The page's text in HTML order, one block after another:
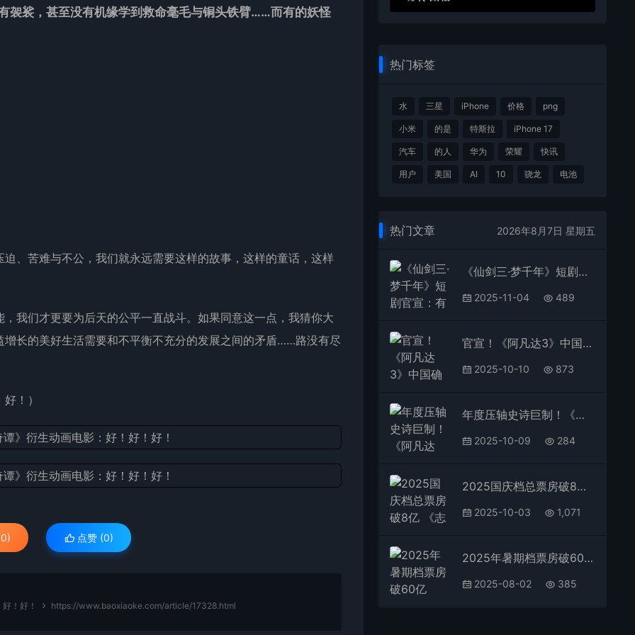
袈裟，甚至没有机缘学到救命毫毛与铜头铁臂……而有的妖怪
、苦难与不公，我们就永远需要这样的故事，这样的童话，这样
我们才更要为后天的公平一直战斗。如果同意这一点，我猜你大
长的美好生活需要和不平衡不充分的发展之间的矛盾……路没有尽
！）
点赞 (0)
！好！ https://www.baoxiaoke.com/article/17328.html
热门标签
水 三星 iPhone 价格 png
小米 的是 特斯拉 iPhone 17
汽车 的人 华为 荣耀 快讯
用户 美国 AI 10 骁龙 电池
热门文章 2026年8月7日 星期五
《仙剑三·梦千年》短剧官宣：有朝气、开心麻花共同开发制作
2025-11-04 489
官宣！《阿凡达3》中国确认定档12月19日：卡梅隆将到海南岛参加首映礼
2025-10-10 873
年度压轴史诗巨制！《阿凡达3：火与烬》中国内地定档12月19日上映
2025-10-09 284
2025国庆档总票房破8亿 《志愿军：浴血和平》独占2亿排名第一
2025-10-03 1,071
2025年暑期档票房破60亿 《南京照相馆》断层领先
2025-08-02 385